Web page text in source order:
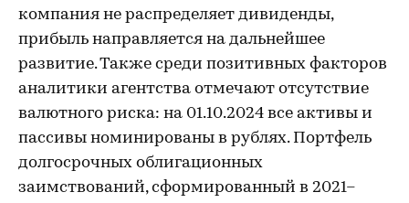
компания не распределяет дивиденды,
прибыль направляется на дальнейшее
развитие. Также среди позитивных факторов
аналитики агентства отмечают отсутствие
валютного риска: на 01.10.2024 все активы и
пассивы номинированы в рублях. Портфель
долгосрочных облигационных
заимствований, сформированный в 2021–